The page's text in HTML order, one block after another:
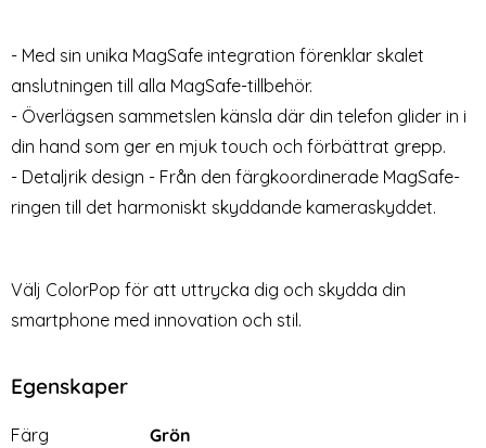
- Med sin unika MagSafe integration förenklar skalet
anslutningen till alla MagSafe-tillbehör.
- Överlägsen sammetslen känsla där din telefon glider in i
din hand som ger en mjuk touch och förbättrat grepp.
- Detaljrik design - Från den färgkoordinerade MagSafe-
ringen till det harmoniskt skyddande kameraskyddet.
Välj ColorPop för att uttrycka dig och skydda din
smartphone med innovation och stil.
Egenskaper
Egenskaper/attribut för denna produkt
Attribut
Färg
Grön